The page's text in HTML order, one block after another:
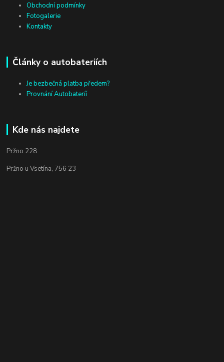
Obchodní podmínky
Fotogalerie
Kontakty
Články o autobateriích
Je bezbečná platba předem?
Provnání Autobateríí
Kde nás najdete
Pržno 228
Pržno u Vsetína, 756 23